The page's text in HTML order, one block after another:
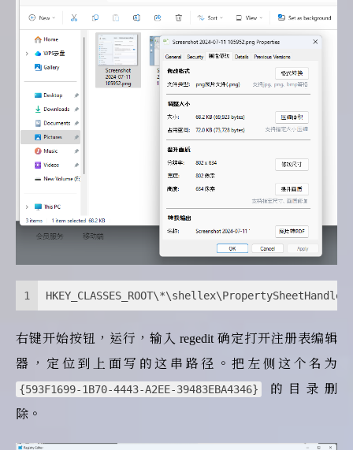
1
右键开始按钮，运行，输入 regedit 确定打开注册表编辑
器，定位到上面写的这串路径。把左侧这个名为
{593F1699-1B70-4443-A2EE-39483EBA4346}
的目录删
除。